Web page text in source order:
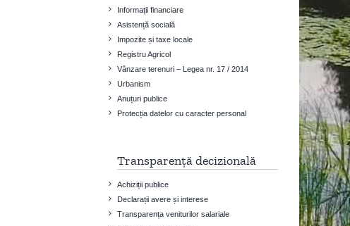
Informații financiare
Asistență socială
Impozite și taxe locale
Registru Agricol
Vânzare terenuri – Legea nr. 17 / 2014
Urbanism
Anuțuri publice
Protecția datelor cu caracter personal
Transparență decizională
Achiziții publice
Declarații avere și interese
Transparența veniturilor salariale